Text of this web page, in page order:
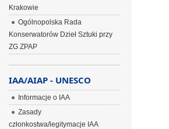
Krakowie
Ogólnopolska Rada
Konserwatorów Dzieł Sztuki przy
ZG ZPAP
IAA/AIAP - UNESCO
Informacje o IAA
Zasady
członkostwa/legitymacje IAA